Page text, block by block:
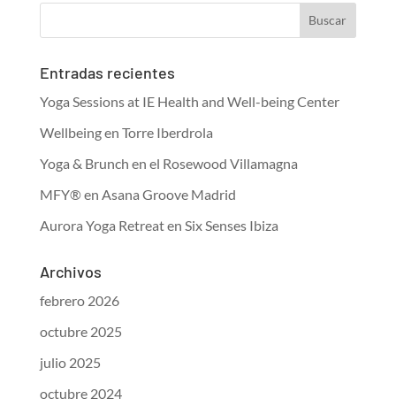
Entradas recientes
Yoga Sessions at IE Health and Well-being Center
Wellbeing en Torre Iberdrola
Yoga & Brunch en el Rosewood Villamagna
MFY® en Asana Groove Madrid
Aurora Yoga Retreat en Six Senses Ibiza
Archivos
febrero 2026
octubre 2025
julio 2025
octubre 2024